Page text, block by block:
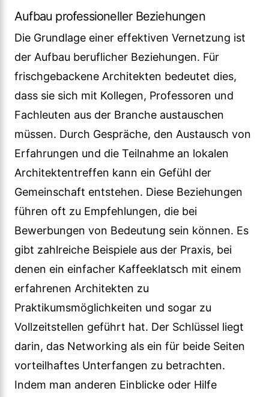
Aufbau professioneller Beziehungen
Die Grundlage einer effektiven Vernetzung ist
der Aufbau beruflicher Beziehungen. Für
frischgebackene Architekten bedeutet dies,
dass sie sich mit Kollegen, Professoren und
Fachleuten aus der Branche austauschen
müssen. Durch Gespräche, den Austausch von
Erfahrungen und die Teilnahme an lokalen
Architektentreffen kann ein Gefühl der
Gemeinschaft entstehen. Diese Beziehungen
führen oft zu Empfehlungen, die bei
Bewerbungen von Bedeutung sein können. Es
gibt zahlreiche Beispiele aus der Praxis, bei
denen ein einfacher Kaffeeklatsch mit einem
erfahrenen Architekten zu
Praktikumsmöglichkeiten und sogar zu
Vollzeitstellen geführt hat. Der Schlüssel liegt
darin, das Networking als ein für beide Seiten
vorteilhaftes Unterfangen zu betrachten.
Indem man anderen Einblicke oder Hilfe